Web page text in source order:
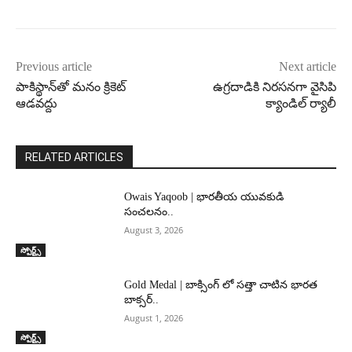
Previous article
పాకిస్థాన్‌తో మనం క్రికెట్‌
ఆడవద్దు
Next article
ఉగ్రదాడికి నిరసనగా వైసిపి
క్యాండిల్‌ ర్యాలీ
RELATED ARTICLES
స్పోర్ట్స్
Owais Yaqoob | భారతీయ యువకుడి
సంచలనం..
August 3, 2026
స్పోర్ట్స్
Gold Medal | బాక్సింగ్ లో సత్తా చాటిన భారత
బాక్సర్..
August 1, 2026